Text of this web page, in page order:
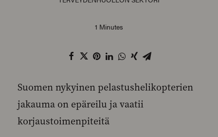
1 Minutes
Suomen nykyinen pelastushelikopterien
jakauma on epäreilu ja vaatii
korjaustoimenpiteitä